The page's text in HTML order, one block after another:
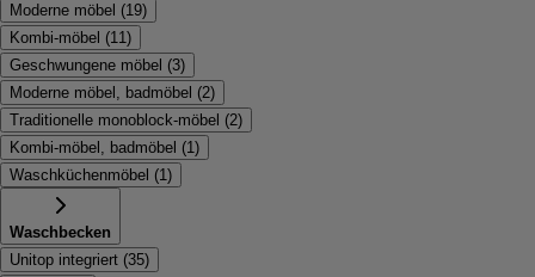
Moderne möbel (19)
Kombi-möbel (11)
Geschwungene möbel (3)
Moderne möbel, badmöbel (2)
Traditionelle monoblock-möbel (2)
Kombi-möbel, badmöbel (1)
Waschküchenmöbel (1)
Waschbecken
Unitop integriert (35)